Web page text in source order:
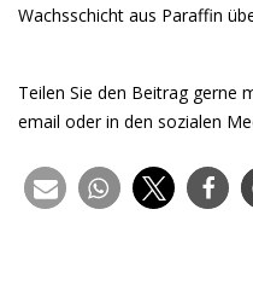
Wachsschicht aus Paraffin
Teilen Sie den Beitrag gerne
email oder in den sozialen